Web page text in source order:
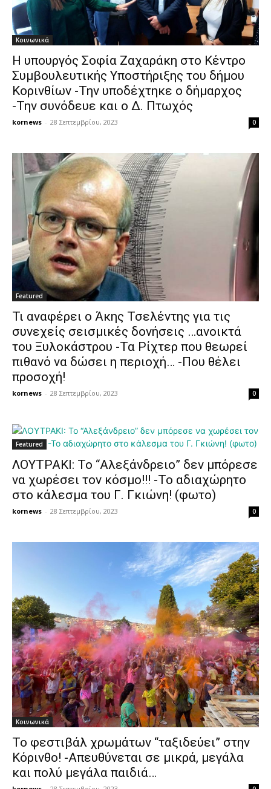
Κοινωνικά
Η υπουργός Σοφία Ζαχαράκη στο Κέντρο
Συμβουλευτικής Υποστήριξης του δήμου
Κορινθίων -Την υποδέχτηκε ο δήμαρχος
-Την συνόδευε και ο Δ. Πτωχός
kornews - 28 Σεπτεμβρίου, 2023 0
Featured
Τι αναφέρει ο Άκης Τσελέντης για τις
συνεχείς σεισμικές δονήσεις …ανοικτά
του Ξυλοκάστρου -Τα Ρίχτερ που θεωρεί
πιθανό να δώσει η περιοχή… -Που θέλει
προσοχή!
kornews - 28 Σεπτεμβρίου, 2023 0
Featured
ΛΟΥΤΡΑΚΙ: Το “Αλεξάνδρειο” δεν μπόρεσε
να χωρέσει τον κόσμο!!! -Το αδιαχώρητο
στο κάλεσμα του Γ. Γκιώνη! (φωτο)
kornews - 28 Σεπτεμβρίου, 2023 0
Κοινωνικά
Το φεστιβάλ χρωμάτων “ταξιδεύει” στην
Κόρινθο! -Απευθύνεται σε μικρά, μεγάλα
και πολύ μεγάλα παιδιά…